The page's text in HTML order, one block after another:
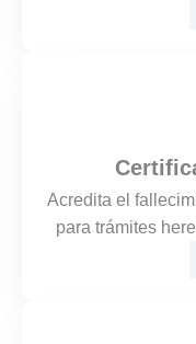
Acredita el
para trámites